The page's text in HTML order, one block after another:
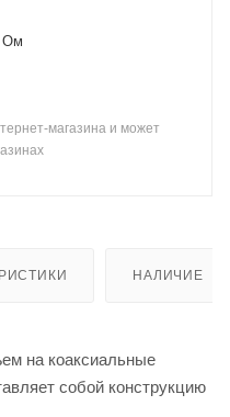
Ом
магазина и может
НАЛИЧИЕ
на коаксиальные
собой конструкцию